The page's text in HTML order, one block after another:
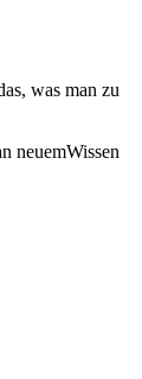
was man zu
neuemWissen